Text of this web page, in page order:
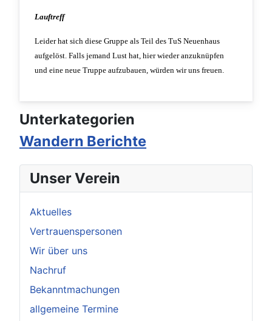
Unser Verein
Aktuelles
Vertrauenspersonen
Wir über uns
Nachruf
Bekanntmachungen
allgemeine Termine
Lauftreff
Leider hat sich diese Gruppe als Teil des TuS Neuenhaus
aufgelöst. Falls jemand Lust hat, hier wieder anzuknüpfen
und eine neue Truppe aufzubauen, würden wir uns freuen.
Unterkategorien
Wandern Berichte